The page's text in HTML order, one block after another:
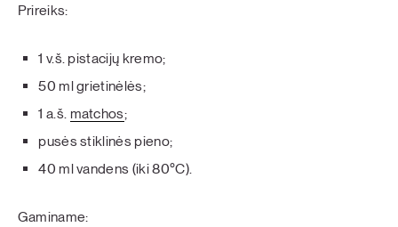
Prireiks:
1 v.š. pistacijų kremo;
50 ml grietinėlės;
1 a.š. matchos;
pusės stiklinės pieno;
40 ml vandens (iki 80°C).
Gaminame: